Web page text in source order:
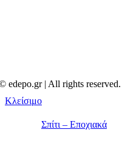
edepo.gr | All rights reserved.
Κλείσιμο
Σπίτι – Εποχιακά